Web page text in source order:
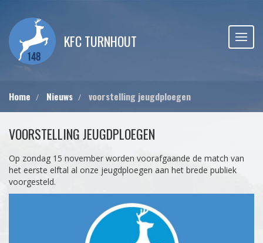
KFC TURNHOUT
Home Nieuws voorstelling jeugdploegen
VOORSTELLING JEUGDPLOEGEN
Op zondag 15 november worden voorafgaande de match van
het eerste elftal al onze jeugdploegen aan het brede publiek
voorgesteld.